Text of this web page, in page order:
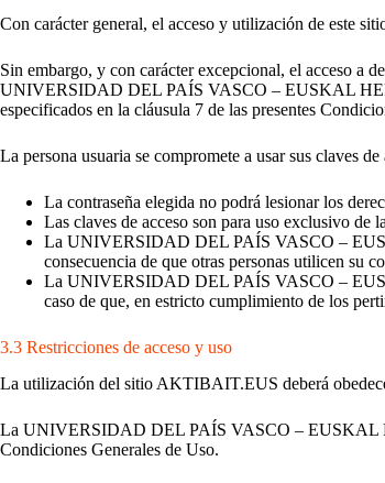
Con carácter general, el acceso y utilización de este
Sin embargo, y con carácter excepcional, el acceso a
UNIVERSIDAD DEL PAÍS VASCO – EUSKAL
especificados en la cláusula 7 de las presentes
La persona usuaria se compromete a usar sus claves
La contraseña elegida no podrá lesionar los
Las claves de acceso son para uso exclusivo
La UNIVERSIDAD DEL PAÍS VASCO –
consecuencia de que otras personas utilicen su
La UNIVERSIDAD DEL PAÍS VASCO –
caso de que, en estricto cumplimiento de los
3.3 Restricciones de acceso y uso
La utilización del sitio AKTIBAIT.EUS deberá
La UNIVERSIDAD DEL PAÍS VASCO – EUSKAL
Condiciones Generales de Uso.